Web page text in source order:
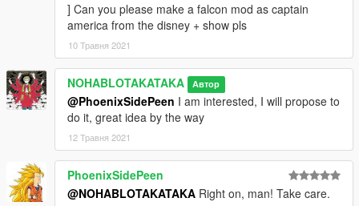
] Can you please make a falcon mod as captain
america from the disney + show pls
10 Травня 2021
NOHABLOTAKATAKA Автор
@PhoenixSidePeen I am interested, I will propose to
do it, great idea by the way
12 Травня 2021
PhoenixSidePeen
@NOHABLOTAKATAKA Right on, man! Take care.